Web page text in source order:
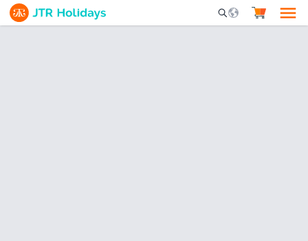
Mobile Search